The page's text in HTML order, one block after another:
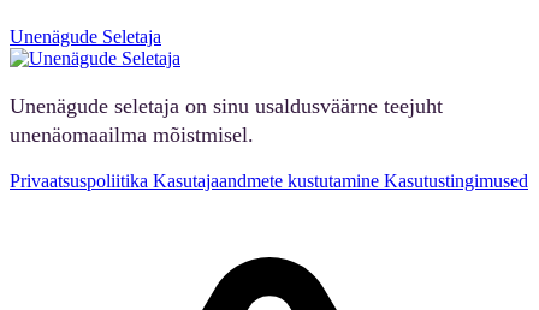
Unenägude Seletaja
Unenägude seletaja on sinu usaldusväärne teejuht
unenäomaailma mõistmisel.
Privaatsuspoliitika Kasutajaandmete kustutamine Kasutustingimused